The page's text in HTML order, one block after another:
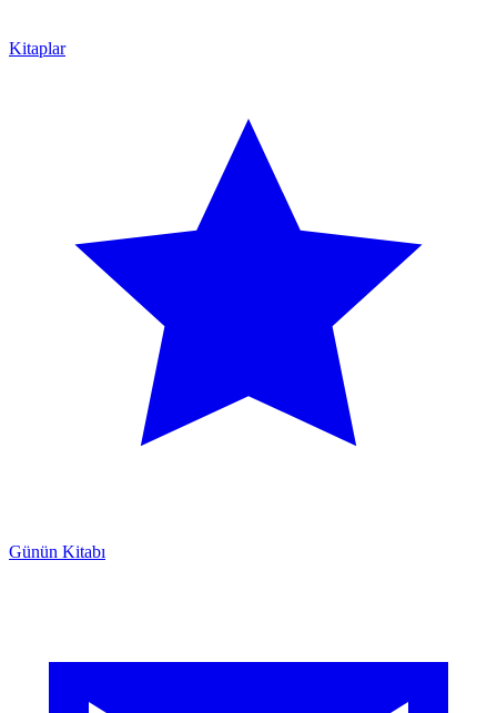
Kitaplar
Günün Kitabı